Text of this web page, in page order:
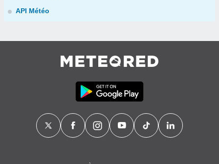
API Météo